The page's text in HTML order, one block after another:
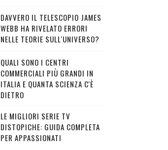
DAVVERO IL TELESCOPIO JAMES
WEBB HA RIVELATO ERRORI
NELLE TEORIE SULL'UNIVERSO?
QUALI SONO I CENTRI
COMMERCIALI PIÙ GRANDI IN
ITALIA E QUANTA SCIENZA C'È
DIETRO
LE MIGLIORI SERIE TV
DISTOPICHE: GUIDA COMPLETA
PER APPASSIONATI